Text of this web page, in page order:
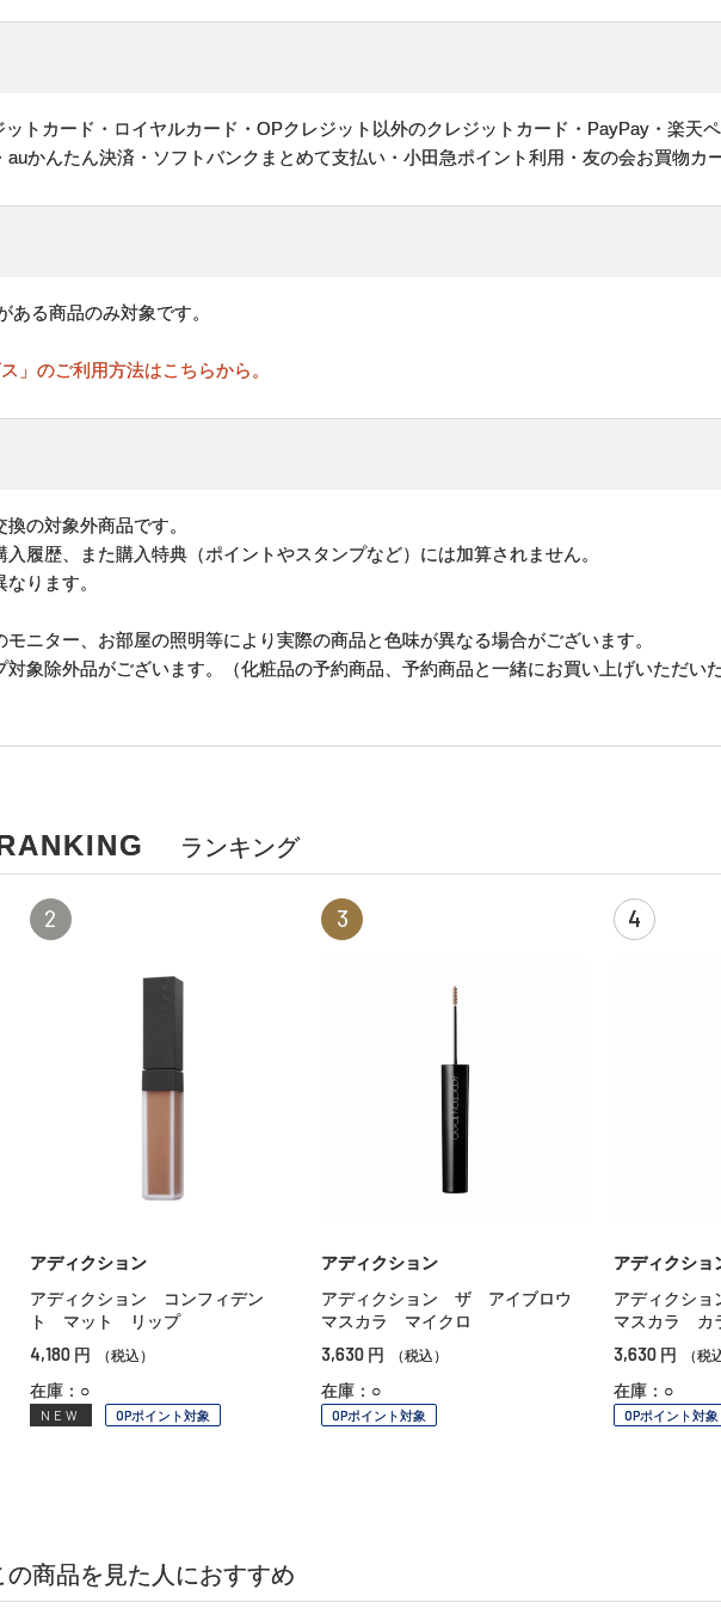
トカード・ロイヤルカード・OPクレジット以外のクレジットカード・PayPay・楽天
auかんたん決済・ソフトバンクまとめて支払い・小田急ポイント利用・友の会お買物カ
ある商品のみ対象です。
」のご利用方法はこちらから。
の対象外商品です。
入履歴、また購入特典（ポイントやスタンプなど）には加算されません。
ります。
ニター、お部屋の照明等により実際の商品と色味が異なる場合がございます。
象除外品がございます。（化粧品の予約商品、予約商品と一緒にお買い上げいただい
ランキング
2
アディクション
アディクション コンフィデン
ト マット リップ
4,180 円 （税込）
在庫：○
NEW OPポイント対象
3
アディクション
アディクション ザ アイブロウ
マスカラ マイクロ
3,630 円 （税込）
在庫：○
OPポイント対象
4
アディクショ
アディクシ
マスカラ カ
3,630 円 （税
在庫：○
OPポイント対象
の商品を見た人におすすめ